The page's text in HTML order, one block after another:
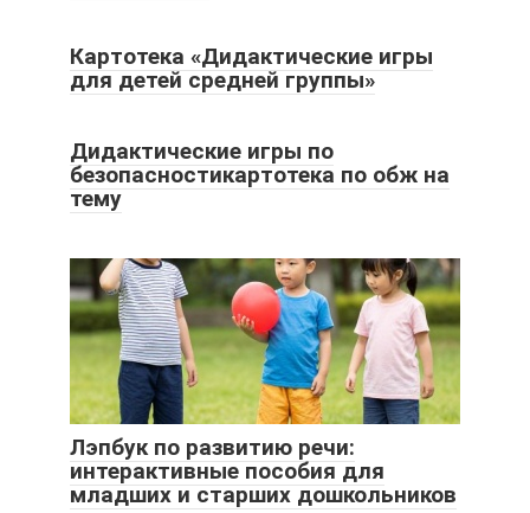
Картотека «Дидактические игры
для детей средней группы»
Дидактические игры по
безопасностикартотека по обж на
тему
Лэпбук по развитию речи:
интерактивные пособия для
младших и старших дошкольников